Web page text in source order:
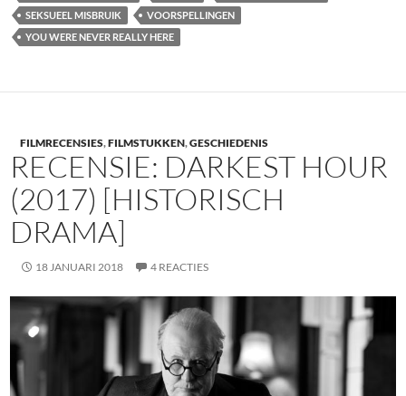
SEKSUEEL MISBRUIK
VOORSPELLINGEN
YOU WERE NEVER REALLY HERE
FILMRECENSIES,FILMSTUKKEN,GESCHIEDENIS
RECENSIE: DARKEST HOUR
(2017) [HISTORISCH
DRAMA]
18 JANUARI 2018 4 REACTIES